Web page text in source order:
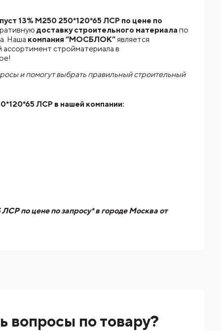
13% М250 250*120*65 ЛСР по цене по
доставку строительного материала по
Наша компания “МОСБЛОК”является
стройматериала в
и помогут выбрать правильный строительный
ЛСР в нашей компании:
по цене по запросу* в городе Москва от
вопросы по товару?